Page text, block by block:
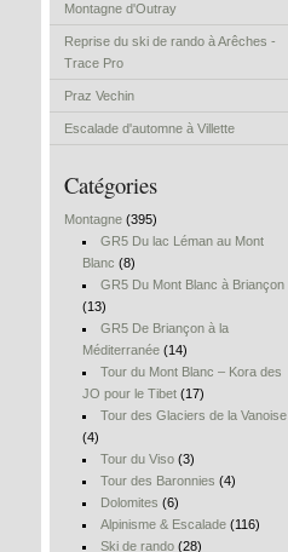
Montagne d'Outray
Reprise du ski de rando à Arêches -
Trace Pro
Praz Vechin
Escalade d'automne à Villette
Catégories
Montagne (395)
GR5 Du lac Léman au Mont
Blanc (8)
GR5 Du Mont Blanc à Briançon
(13)
GR5 De Briançon à la
Méditerranée (14)
Tour du Mont Blanc – Kora des
JO pour le Tibet (17)
Tour des Glaciers de la Vanoise
(4)
Tour du Viso(3)
Tour des Baronnies (4)
Dolomites (6)
Alpinisme & Escalade(116)
Ski de rando(28)